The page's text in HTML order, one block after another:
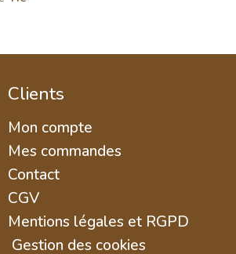
Clients
Mon compte
Mes commandes
Contact
CGV
Mentions légales et RGPD
Gestion des cookies